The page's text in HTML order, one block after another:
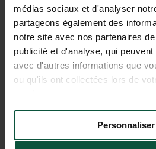
médias sociaux et d'analyser
partageons également des
notre site avec nos partenaires
publicité et d'analyse, qui
avec d'autres informations que
ou qu'ils ont collectées lors de
Personnaliser